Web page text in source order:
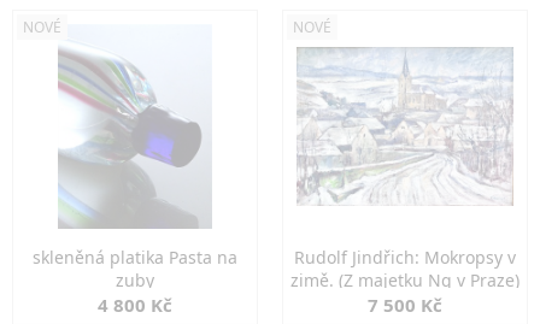
NOVÉ
skleněná platika Pasta na
zuby
4 800 Kč
NOVÉ
Rudolf Jindřich: Mokropsy v
zimě. (Z majetku Ng v Praze)
7 500 Kč